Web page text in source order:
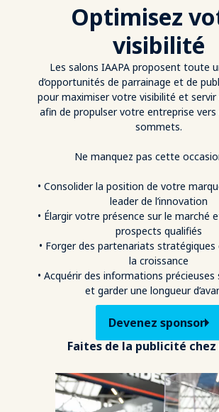
Optimisez
visibilité
Les salons IAAPA proposent toute
d’opportunités de parrainage et de
pour maximiser votre visibilité et servir
afin de propulser votre entreprise vers
sommets.
Ne manquez pas cette
• Consolider la position de votre
leader de l’innovation
• Élargir votre présence sur le marché
prospects qualifiés
• Forger des partenariats
la croissance
• Acquérir des informations
et garder une longueur
Devenez sponsor
Faites de la publicité chez